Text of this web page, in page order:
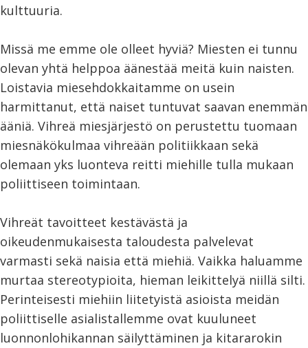
kulttuuria.
Missä me emme ole olleet hyviä? Miesten ei tunnu
olevan yhtä helppoa äänestää meitä kuin naisten.
Loistavia miesehdokkaitamme on usein
harmittanut, että naiset tuntuvat saavan enemmän
ääniä. Vihreä miesjärjestö on perustettu tuomaan
miesnäkökulmaa vihreään politiikkaan sekä
olemaan yks luonteva reitti miehille tulla mukaan
poliittiseen toimintaan.
Vihreät tavoitteet kestävästä ja
oikeudenmukaisesta taloudesta palvelevat
varmasti sekä naisia että miehiä. Vaikka haluamme
murtaa stereotypioita, hieman leikittelyä niillä silti.
Perinteisesti miehiin liitetyistä asioista meidän
poliittiselle asialistallemme ovat kuuluneet
luonnonlohikannan säilyttäminen ja kitararokin